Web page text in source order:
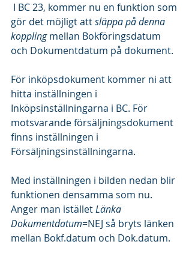
gör det möjligt att släppa på denna
koppling mellan Bokföringsdatum
och Dokumentdatum på dokument.
För inköpsdokument kommer ni att
hitta inställningen i
Inköpsinställningarna i BC. För
motsvarande försäljningsdokument
finns inställningen i
Försäljningsinställningarna.
Med inställningen i bilden nedan blir
funktionen densamma som nu.
Anger man istället Länka
Dokumentdatum=NEJ så bryts länken
mellan Bokf.datum och Dok.datum.